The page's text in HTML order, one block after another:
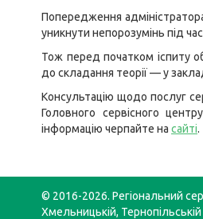
Попередження
уникнути непорозумінь під
Тож перед початком іспиту
до складання теорії — у
Консультацію щодо послуг
Головного сервісного
інформацію черпайте на сайті.
© 2016-2026. Регіональний
Хмельницькій,